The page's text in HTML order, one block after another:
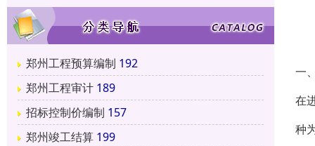
郑州工程预算编制 192
郑州工程审计 189
招标控制价编制 157
郑州竣工结算 199
一
在
种